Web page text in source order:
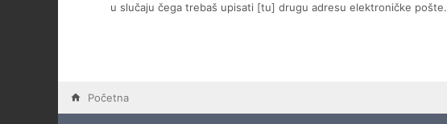
u slučaju čega trebaš upisati [tu] drugu adresu elektroničke pošte.
Početna